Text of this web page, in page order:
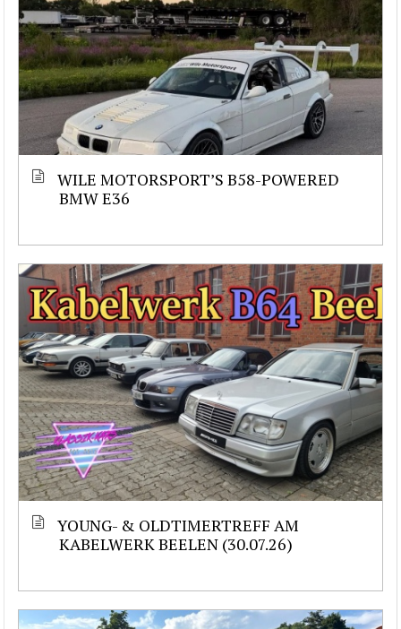
WILE MOTORSPORT’S B58-POWERED
BMW E36
YOUNG- & OLDTIMERTREFF AM
KABELWERK BEELEN (30.07.26)